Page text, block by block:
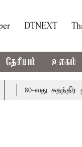
DTNEXT
தேசியம் உலகம்
80-வது சுதந்திர